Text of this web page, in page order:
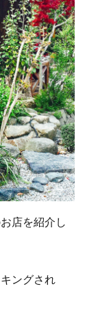
店を紹介し
ングされ